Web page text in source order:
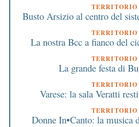
TERRITORIO
Busto Arsizio al centro del
TERRITORIO
La nostra Bcc a fianco del
TERRITORIO
La grande festa di
TERRITORIO
Varese: la sala Veratti
TERRITORIO
Donne In•Canto: la musica